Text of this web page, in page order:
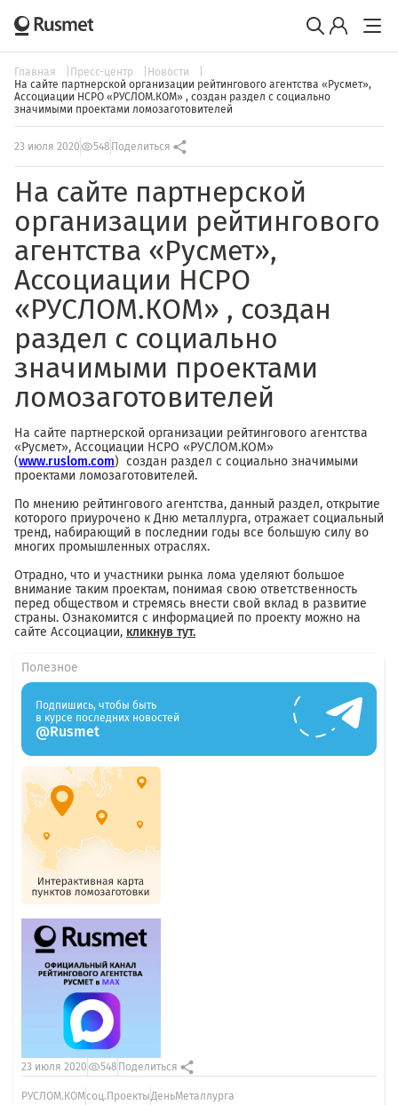
Главная Пресс-центр
Новости
На сайте партнерской организации рейтингового агентства «Русмет»,
Ассоциации НСРО «РУСЛОМ.КОМ» , создан раздел с социально
значимыми проектами ломозаготовителей
23 июля 2020 548 Поделиться
На сайте партнерской
организации рейтингового
агентства «Русмет»,
Ассоциации НСРО
«РУСЛОМ.КОМ» , создан
раздел с социально
значимыми проектами
ломозаготовителей
На сайте партнерской организации рейтингового агентства
«Русмет», Ассоциации НСРО «РУСЛОМ.КОМ»
(www.ruslom.com) создан раздел с социально значимыми
проектами ломозаготовителей.
По мнению рейтингового агентства, данный раздел, открытие
которого приурочено к Дню металлурга, отражает социальный
тренд, набирающий в последнии годы все большую силу во
многих промышленных отраслях.
Отрадно, что и участники рынка лома уделяют большое
внимание таким проектам, понимая свою ответственность
перед обществом и стремясь внести свой вклад в развитие
страны. Ознакомится с информацией по проекту можно на
сайте Ассоциации, кликнув тут.
23 июля 2020 548 Поделиться
РУСЛОМ.КОМсоц.ПроектыДеньМеталлурга
Полезное
Подпишись, чтобы быть
в курсе последних новостей
@Rusmet